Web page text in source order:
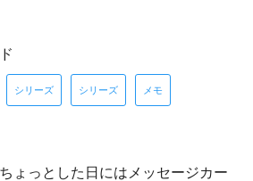
シリーズ シリーズ メモ
ょっとした日にはメッセージカー